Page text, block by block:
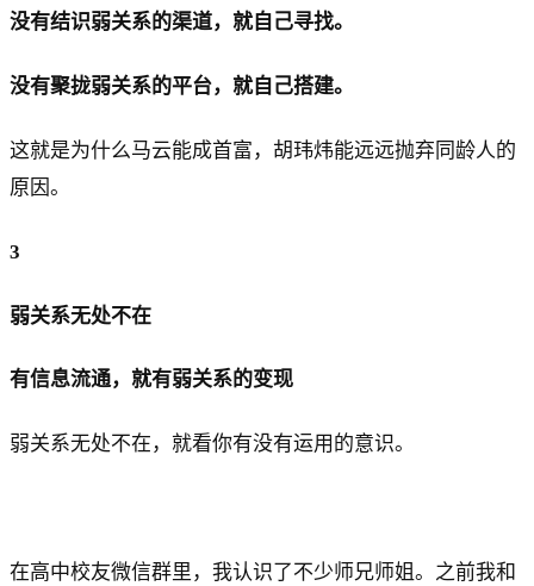
没有结识弱关系的渠道，就自己寻找。
没有聚拢弱关系的平台，就自己搭建。
这就是为什么马云能成首富，胡玮炜能远远抛弃同龄人的
原因。
3
弱关系无处不在
有信息流通，就有弱关系的变现
弱关系无处不在，就看你有没有运用的意识。
在高中校友微信群里，我认识了不少师兄师姐。之前我和